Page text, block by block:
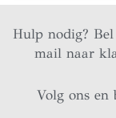
Hulp nodig?
mail naar
Volg ons en